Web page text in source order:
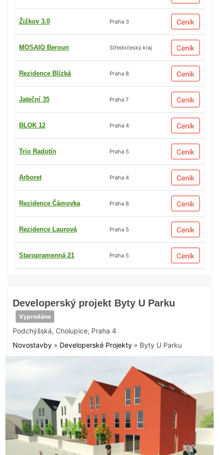
Developerský projekt Byty U Parku
Vyprodáno
Podchýšská, Cholupice, Praha 4
Novostavby » Developerské Projekty » Byty U Parku
Žižkov 3.0 Praha 3 Ceník
MOSAIQ Beroun Středočeský kraj Ceník
Rezidence Blízká Praha 8 Ceník
Jateční 35 Praha 7 Ceník
BLOK 12 Praha 4 Ceník
Trio Radotín Praha 5 Ceník
Arboret Praha 4 Ceník
Rezidence Čámovka Praha 8 Ceník
Rezidence Laurová Praha 5 Ceník
Staropramenná 21 Praha 5 Ceník